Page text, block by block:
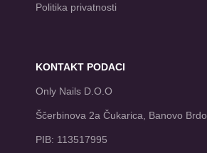
Politika privatnosti
KONTAKT PODACI
Only Nails D.O.O
Ščerbinova 2a Čukarica, Banovo Brdo
PIB: 113517995